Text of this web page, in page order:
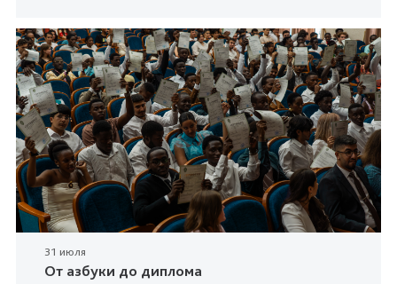
31 июля
От азбуки до диплома